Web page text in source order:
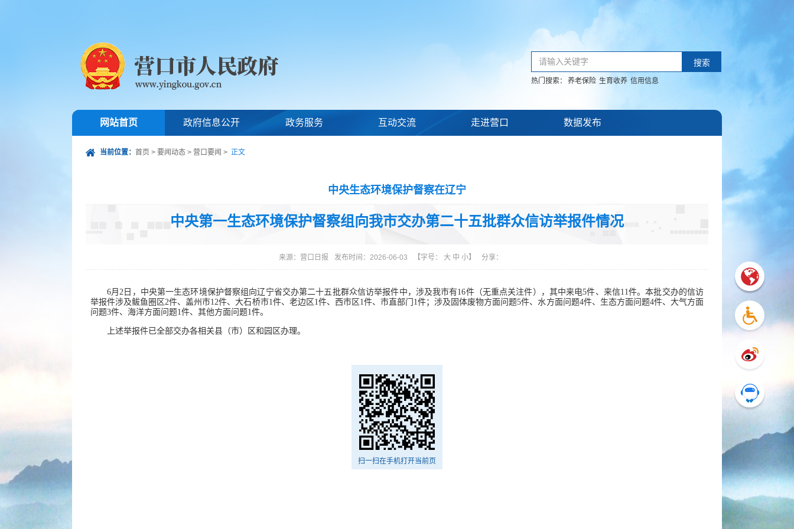
请输入关键字 搜索
热门搜索： 养老保险 生育收养 信用信息
网站首页 政府信息公开 政务服务 互动交流 走进营口 数据发布
当前位置： 首页 > 要闻动态 > 营口要闻 > 正文
中央生态环境保护督察在辽宁
中央第一生态环境保护督察组向我市交办第二十五批群众信访举报件情况
来源： 营口日报 发布时间：2026-06-03 【字号： 大 中 小】 分享：
6月2日，中央第一生态环境保护督察组向辽宁省交办第二十五批群众信访举报件中，涉及我市有16件（无重点关注件），其中来电5件、来信11件。本批交办的信访
举报件涉及鲅鱼圈区2件、盖州市12件、大石桥市1件、老边区1件、西市区1件、市直部门1件；涉及固体废物方面问题5件、水方面问题4件、生态方面问题4件、大气方面
问题3件、海洋方面问题1件、其他方面问题1件。
上述举报件已全部交办各相关县（市）区和园区办理。
扫一扫在手机打开当前页